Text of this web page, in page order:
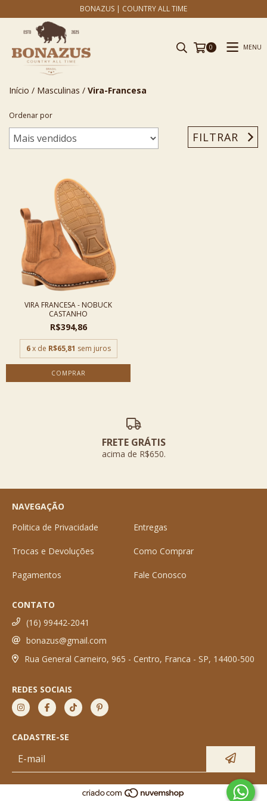
BONAZUS | COUNTRY ALL TIME
0 MENU
Início / Masculinas / Vira-Francesa
Ordenar por
FILTRAR
VIRA FRANCESA - NOBUCK
CASTANHO
R$394,86
6 x de R$65,81 sem juros
COMPRAR
FRETE GRÁTIS
acima de R$650.
NAVEGAÇÃO
Politica de Privacidade
Entregas
Trocas e Devoluções Como Comprar
Pagamentos Fale Conosco
CONTATO
(16) 99442-2041
bonazus@gmail.com
Rua General Carneiro, 965 - Centro, Franca - SP, 14400-500
REDES SOCIAIS
CADASTRE-SE